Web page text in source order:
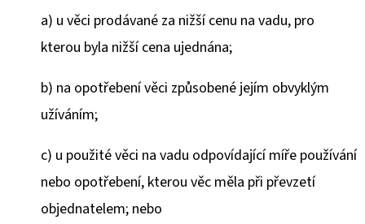
a) u věci prodávané za nižší cenu na vadu, pro
kterou byla nižší cena ujednána;
b) na opotřebení věci způsobené jejím obvyklým
užíváním;
c) u použité věci na vadu odpovídající míře používání
nebo opotřebení, kterou věc měla při převzetí
objednatelem; nebo